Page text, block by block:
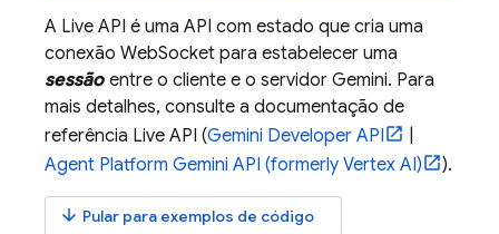
A Live API é uma API com estado que cria uma
conexão WebSocket para estabelecer uma
sessãoentre o cliente e o servidor Gemini. Para
mais detalhes, consulte a documentação de
referência Live API (Gemini Developer API
Agent Platform Gemini API (formerly Vertex AI) ).
arrow_downward Pular para exemplos de código